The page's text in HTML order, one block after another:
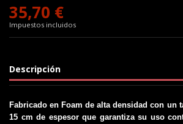
35,70 €
Impuestos incluidos
Descripción
Fabricado en Foam de alta densidad con un
15 cm de espesor que garantiza su uso